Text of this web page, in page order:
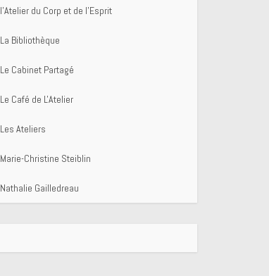
l'Atelier du Corp et de l'Esprit
La Bibliothèque
Le Cabinet Partagé
Le Café de L'Atelier
Les Ateliers
Marie-Christine Steiblin
Nathalie Gailledreau